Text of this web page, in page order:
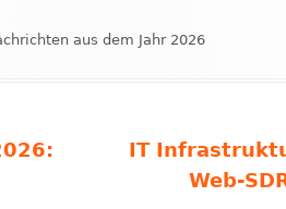
aus dem Jahr 2026
Nächster
Beitrag
IT
Web-